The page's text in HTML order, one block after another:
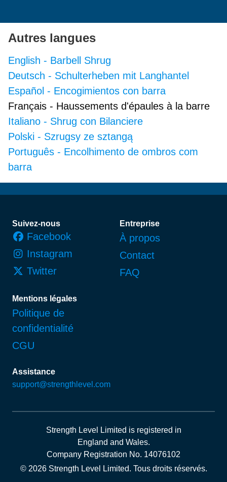
Autres langues
English - Barbell Shrug
Deutsch - Schulterheben mit Langhantel
Español - Encogimientos con barra
Français - Haussements d'épaules à la barre
Italiano - Shrug con Bilanciere
Polski - Szrugsy ze sztangą
Português - Encolhimento de ombros com
barra
Pied de page
Suivez-nous
Facebook
Instagram
Twitter
Entreprise
À propos
Contact
FAQ
Mentions légales
Politique de
confidentialité
CGU
Assistance
support@strengthlevel.com
Strength Level Limited is registered in
England and Wales.
Company Registration No. 14076102
© 2026 Strength Level Limited. Tous droits réservés.